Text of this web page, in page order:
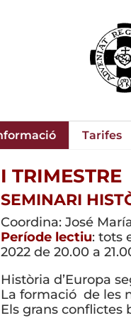
Tarifes
I TRIMESTRE
SEMINARI
Coordina: José
Període lectiu: tots
2022 de 20.00 a
Història d’Europa
La formació de les
Els grans conflictes